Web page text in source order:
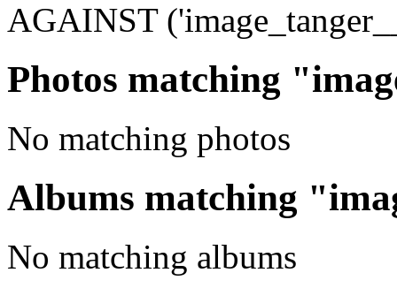
AGAINST
Photos matching
No matching photos
Albums matching
No matching albums